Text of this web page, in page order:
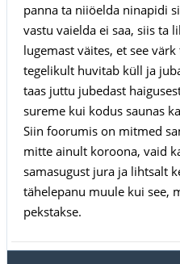
panna ta niiöelda ninapidi
vastu vaielda ei saa, siis ta
lugemast väites, et see
tegelikult huvitab küll ja
taas juttu jubedast
sureme kui kodus saunas
Siin foorumis on mitmed
mitte ainult koroona, vaid
samasugust jura ja lihtsalt
tähelepanu muule kui see,
pekstakse.